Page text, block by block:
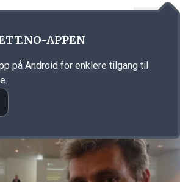
APPEN
på Android for enklere tilgang til